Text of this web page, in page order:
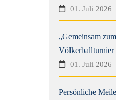
01. Juli 2026
„Gemeinsam
Völkerballturnier
01. Juli 2026
Persönliche